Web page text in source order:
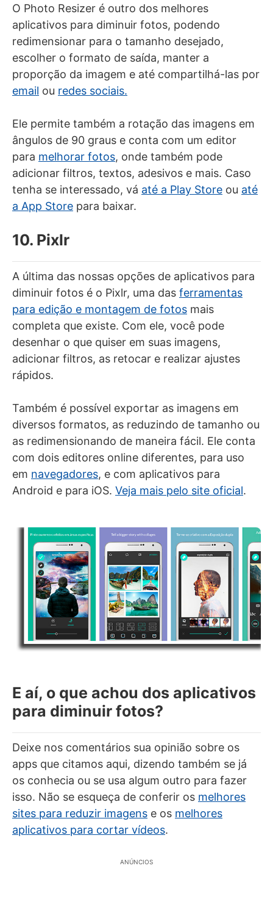
O Photo Resizer é outro dos melhores
aplicativos para diminuir fotos, podendo
redimensionar para o tamanho desejado,
escolher o formato de saída, manter a
proporção da imagem e até compartilhá-las por
email ou redes sociais.
Ele permite também a rotação das imagens em
ângulos de 90 graus e conta com um editor
para melhorar fotos, onde também pode
adicionar filtros, textos, adesivos e mais. Caso
tenha se interessado, vá até a Play Store ou até
a App Store para baixar.
10. Pixlr
A última das nossas opções de aplicativos para
diminuir fotos é o Pixlr, uma das ferramentas
para edição e montagem de fotos mais
completa que existe. Com ele, você pode
desenhar o que quiser em suas imagens,
adicionar filtros, as retocar e realizar ajustes
rápidos.
Também é possível exportar as imagens em
diversos formatos, as reduzindo de tamanho ou
as redimensionando de maneira fácil. Ele conta
com dois editores online diferentes, para uso
em navegadores, e com aplicativos para
Android e para iOS. Veja mais pelo site oficial.
E aí, o que achou dos aplicativos
para diminuir fotos?
Deixe nos comentários sua opinião sobre os
apps que citamos aqui, dizendo também se já
os conhecia ou se usa algum outro para fazer
isso. Não se esqueça de conferir os melhores
sites para reduzir imagens e os melhores
aplicativos para cortar vídeos.
ANÚNCIOS